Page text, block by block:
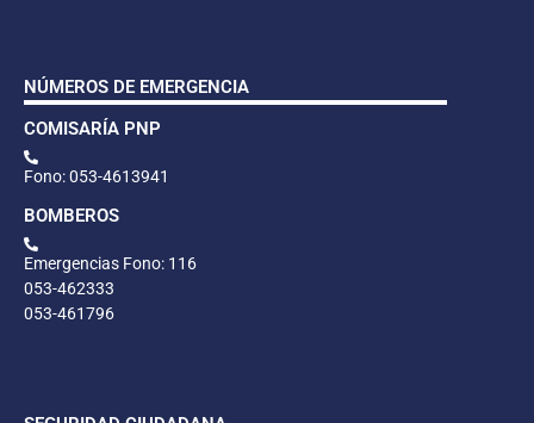
NÚMEROS DE EMERGENCIA
COMISARÍA PNP
Fono: 053-4613941
BOMBEROS
Emergencias Fono: 116
053-462333
053-461796